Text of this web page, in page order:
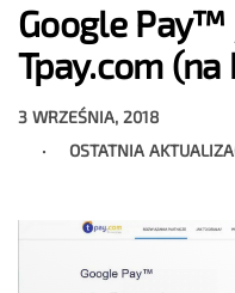
Google Pay™
Tpay.com
3 WRZEŚNIA, 2018
OSTATNIA